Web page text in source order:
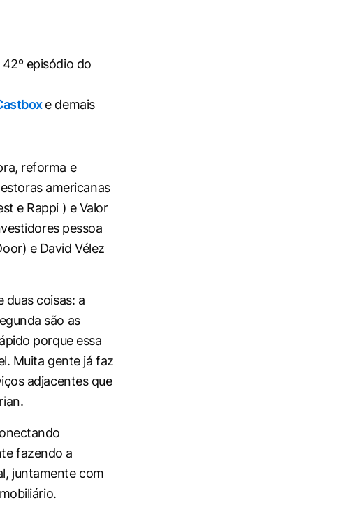
episódio do
e demais
reforma e
americanas
e Rappi ) e Valor
pessoa
e David Vélez
duas coisas: a
são as
porque essa
Muita gente já faz
adjacentes que
fazendo a
juntamente com